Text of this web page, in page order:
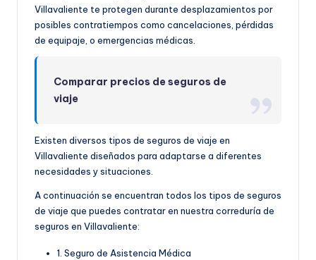
Villavaliente te protegen durante desplazamientos por
posibles contratiempos como cancelaciones, pérdidas
de equipaje, o emergencias médicas.
Comparar precios de seguros de
viaje
Existen diversos tipos de seguros de viaje en
Villavaliente diseñados para adaptarse a diferentes
necesidades y situaciones.
A continuación se encuentran todos los tipos de seguros
de viaje que puedes contratar en nuestra correduría de
seguros en Villavaliente:
1. Seguro de Asistencia Médica